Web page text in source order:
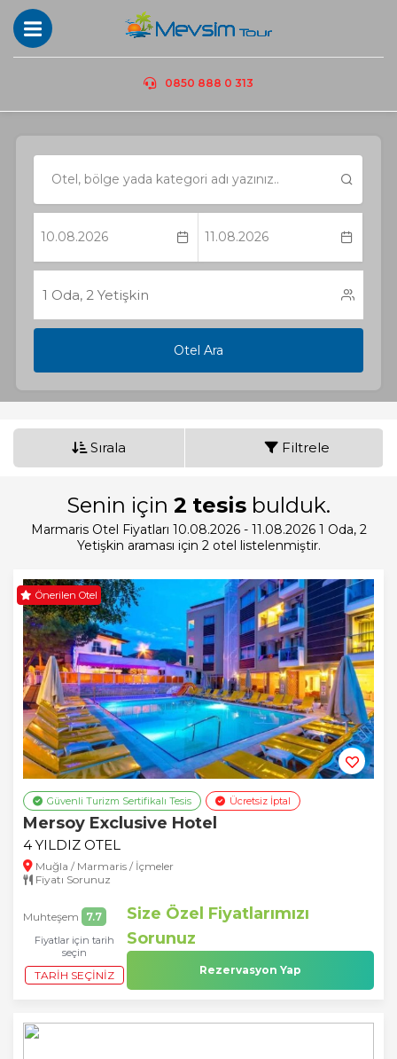
0850 888 0 313
1 Oda, 2 Yetişkin
Otel Ara
Sırala Filtrele
Senin için 2 tesis bulduk.
Marmaris Otel Fiyatları 10.08.2026 - 11.08.2026 1 Oda, 2
Yetişkin araması için 2 otel listelenmiştir.
Önerilen Otel
Güvenli Turizm Sertifikalı Tesis Ücretsiz İptal
Mersoy Exclusive Hotel
4 YILDIZ OTEL
Muğla / Marmaris / İçmeler
Fiyatı Sorunuz
Muhteşem 7.7
Fiyatlar için tarih
seçin
TARIH SEÇINIZ
Size Özel Fiyatlarımızı
Sorunuz
Rezervasyon Yap